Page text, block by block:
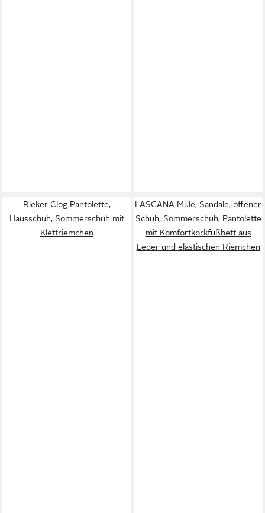
Rieker Clog Pantolette,
Hausschuh, Sommerschuh mit
Klettriemchen
LASCANA Mule, Sandale, offener
Schuh, Sommerschuh, Pantolette
mit Komfortkorkfußbett aus
Leder und elastischen Riemchen